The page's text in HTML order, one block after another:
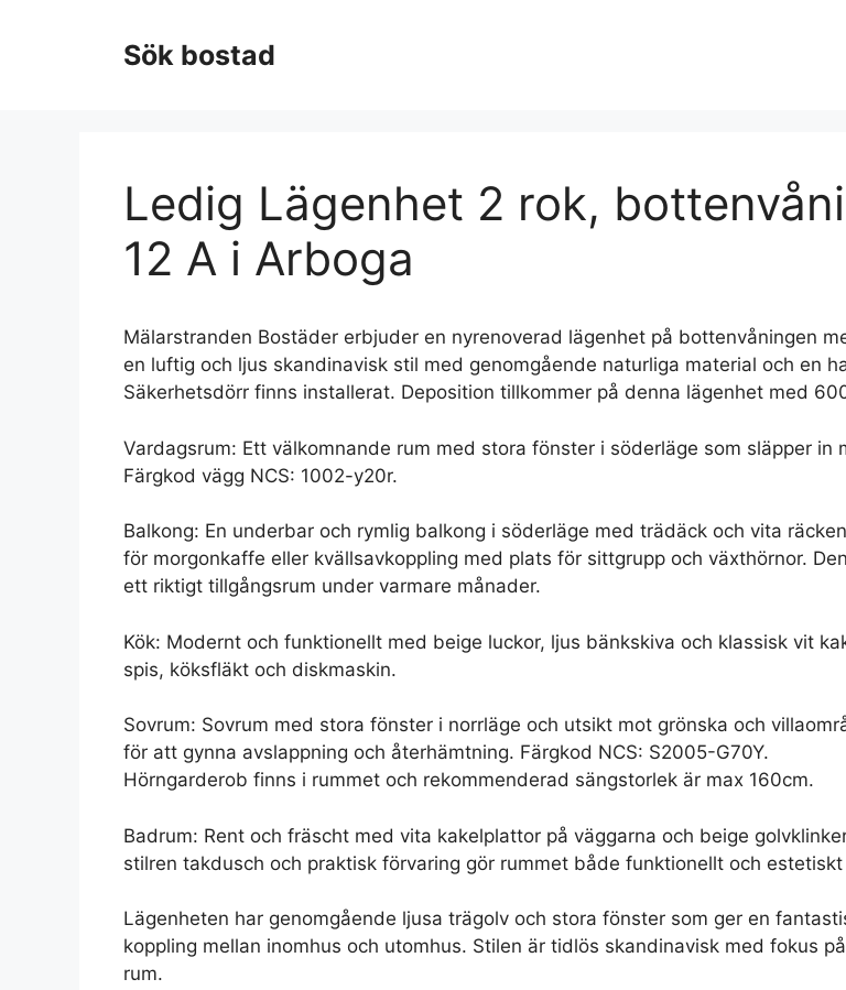
Sök bostad
Ledig Lägenhet 2 rok,
12 A i Arboga
Mälarstranden Bostäder erbjuder en nyrenoverad lägenhet på bottenvåningen
en luftig och ljus skandinavisk stil med genomgående naturliga material och en
Säkerhetsdörr finns installerat. Deposition tillkommer på denna lägenhet med
Vardagsrum: Ett välkomnande rum med stora fönster i söderläge som släpper in
Färgkod vägg NCS: 1002-y20r.
Balkong: En underbar och rymlig balkong i söderläge med trädäck och vita
för morgonkaffe eller kvällsavkoppling med plats för sittgrupp och växthörnor.
ett riktigt tillgångsrum under varmare månader.
Kök: Modernt och funktionellt med beige luckor, ljus bänkskiva och klassisk vit
spis, köksfläkt och diskmaskin.
Sovrum: Sovrum med stora fönster i norrläge och utsikt mot grönska och
för att gynna avslappning och återhämtning. Färgkod NCS: S2005-G70Y.
Hörngarderob finns i rummet och rekommenderad sängstorlek är max 160cm.
Badrum: Rent och fräscht med vita kakelplattor på väggarna och beige
stilren takdusch och praktisk förvaring gör rummet både funktionellt och
Lägenheten har genomgående ljusa trägolv och stora fönster som ger en
koppling mellan inomhus och utomhus. Stilen är tidlös skandinavisk med fokus
rum.